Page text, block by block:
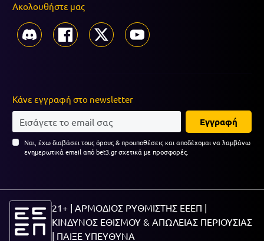
Ακολουθήστε μας
Κάνε εγγραφή στο newsletter
Εγγραφή
Ναι, έχω διαβάσει τους όρους & προυποθέσεις και αποδέχομαι να λαμβάνω
ενημερωτικά email από bet3.gr σχετικά με προσφορές.
21+ | ΑΡΜΟΔΙΟΣ ΡΥΘΜΙΣΤΗΣ ΕΕΕΠ |
ΚΙΝΔΥΝΟΣ ΕΘΙΣΜΟΥ & ΑΠΩΛΕΙΑΣ ΠΕΡΙΟΥΣΙΑΣ
| ΠΑΙΞΕ ΥΠΕΥΘΥΝΑ